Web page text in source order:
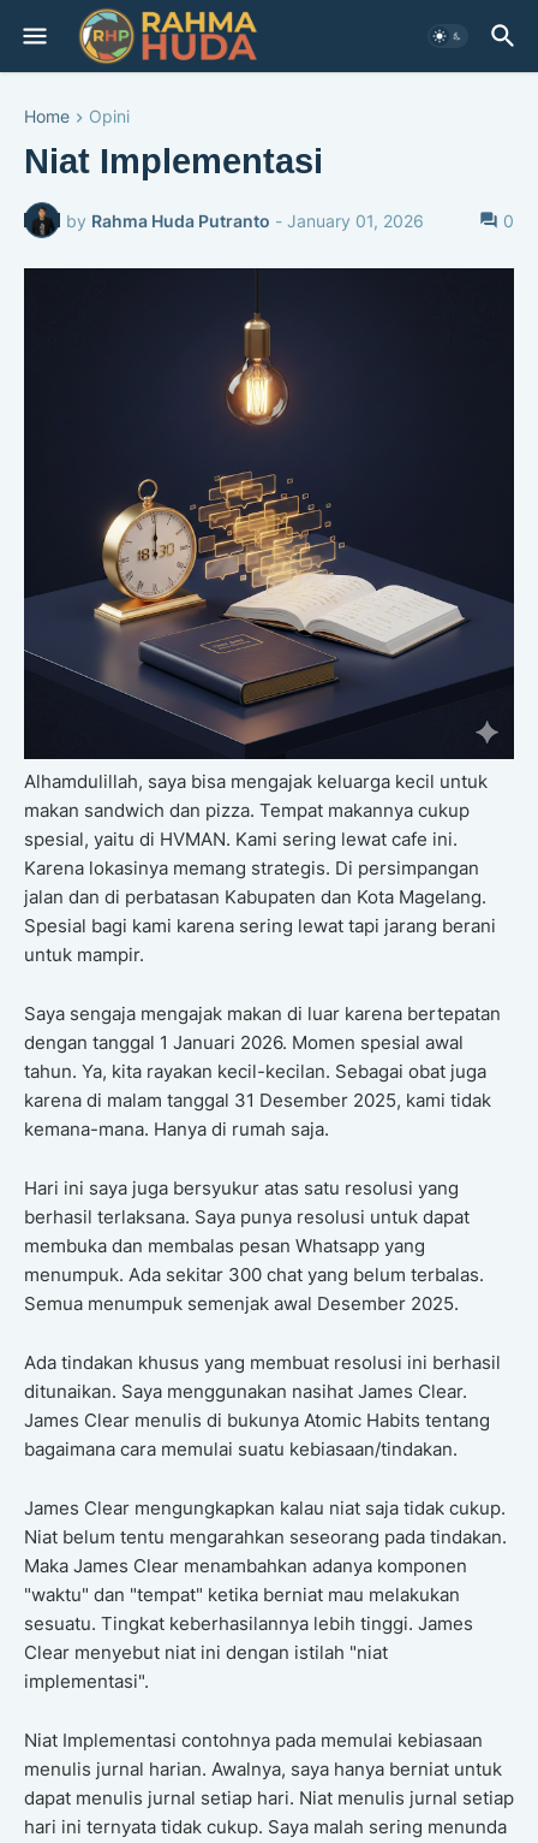
Home Opini
Niat Implementasi
by Rahma Huda Putranto - January 01, 2026 0
Alhamdulillah, saya bisa mengajak keluarga kecil untuk
makan sandwich dan pizza. Tempat makannya cukup
spesial, yaitu di HVMAN. Kami sering lewat cafe ini.
Karena lokasinya memang strategis. Di persimpangan
jalan dan di perbatasan Kabupaten dan Kota Magelang.
Spesial bagi kami karena sering lewat tapi jarang berani
untuk mampir.
Saya sengaja mengajak makan di luar karena bertepatan
dengan tanggal 1 Januari 2026. Momen spesial awal
tahun. Ya, kita rayakan kecil-kecilan. Sebagai obat juga
karena di malam tanggal 31 Desember 2025, kami tidak
kemana-mana. Hanya di rumah saja.
Hari ini saya juga bersyukur atas satu resolusi yang
berhasil terlaksana. Saya punya resolusi untuk dapat
membuka dan membalas pesan Whatsapp yang
menumpuk. Ada sekitar 300 chat yang belum terbalas.
Semua menumpuk semenjak awal Desember 2025.
Ada tindakan khusus yang membuat resolusi ini berhasil
ditunaikan. Saya menggunakan nasihat James Clear.
James Clear menulis di bukunya Atomic Habits tentang
bagaimana cara memulai suatu kebiasaan/tindakan.
James Clear mengungkapkan kalau niat saja tidak cukup.
Niat belum tentu mengarahkan seseorang pada tindakan.
Maka James Clear menambahkan adanya komponen
"waktu" dan "tempat" ketika berniat mau melakukan
sesuatu. Tingkat keberhasilannya lebih tinggi. James
Clear menyebut niat ini dengan istilah "niat
implementasi".
Niat Implementasi contohnya pada memulai kebiasaan
menulis jurnal harian. Awalnya, saya hanya berniat untuk
dapat menulis jurnal setiap hari. Niat menulis jurnal setiap
hari ini ternyata tidak cukup. Saya malah sering menunda